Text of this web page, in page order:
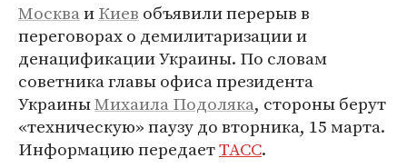
МоскваиКиев объявили перерыв в
переговорах о демилитаризации и
денацификации Украины. По словам
советника главы офиса президента
УкраиныМихаила Подоляка, стороны берут
«техническую» паузу до вторника, 15 марта.
Информацию передаетТАСС.